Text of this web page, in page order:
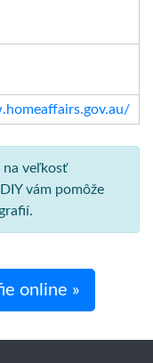
na veľkosť
vám pomôže
online »